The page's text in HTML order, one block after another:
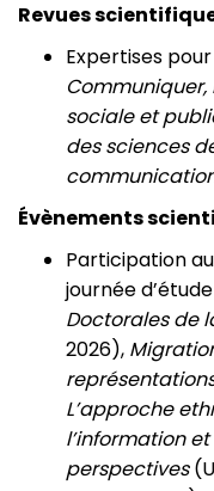
Revues
Expertises
sociale et
des sciences
Évènements
Participation
journée
Doctorales de
2026),
L’approche
l’information
perspectives